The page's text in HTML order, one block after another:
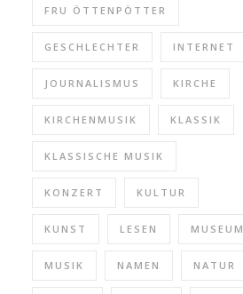
FRU ÖTTENPÖTTER
GESCHLECHTER INTERNET
JOURNALISMUS KIRCHE
KIRCHENMUSIK KLASSIK
KLASSISCHE MUSIK
KONZERT KULTUR
KUNST LESEN MUSEUM
MUSIK NAMEN NATUR